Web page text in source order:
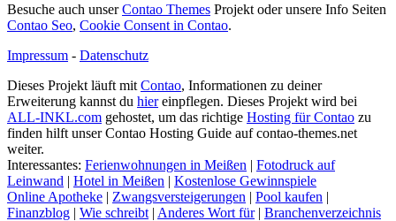
Besuche auch unserContao Themes Projekt oder unsere Info Seiten
Contao Seo, Cookie Consent in Contao.
Impressum - Datenschutz
Dieses Projekt läuft mit Contao, Informationen zu deiner
Erweiterung kannst du hiereinpflegen. Dieses Projekt wird bei
ALL-INKL.com gehostet, um das richtige Hosting für Contao zu
finden hilft unser Contao Hosting Guide auf contao-themes.net
weiter.
Interessantes: Ferienwohnungen in Meißen | Fotodruck auf
Leinwand | Hotel in Meißen | Kostenlose Gewinnspiele
Online Apotheke | Zwangsversteigerungen | Pool kaufen |
Finanzblog | Wie schreibt | Anderes Wort für| Branchenverzeichnis